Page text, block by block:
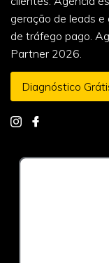
geração de leads
de tráfego pago.
Partner 2026.
Diagnóstico